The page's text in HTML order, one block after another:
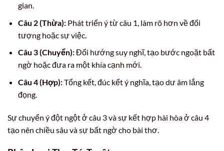
gian.
Câu 2 (Thừa):Phát triển ý từ câu 1, làm rõ hơn về đối
tượng hoặc sự việc.
Câu 3 (Chuyển):Đổi hướng suy nghĩ, tạo bước ngoặt bất
ngờ hoặc đưa ra một khía cạnh mới.
Câu 4 (Hợp):Tổng kết, đúc kết ý nghĩa, tạo dư âm lắng
đọng.
Sự chuyển ý đột ngột ở câu 3 và sự kết hợp hài hòa ở câu 4
tạo nên chiều sâu và sự bất ngờ cho bài thơ.